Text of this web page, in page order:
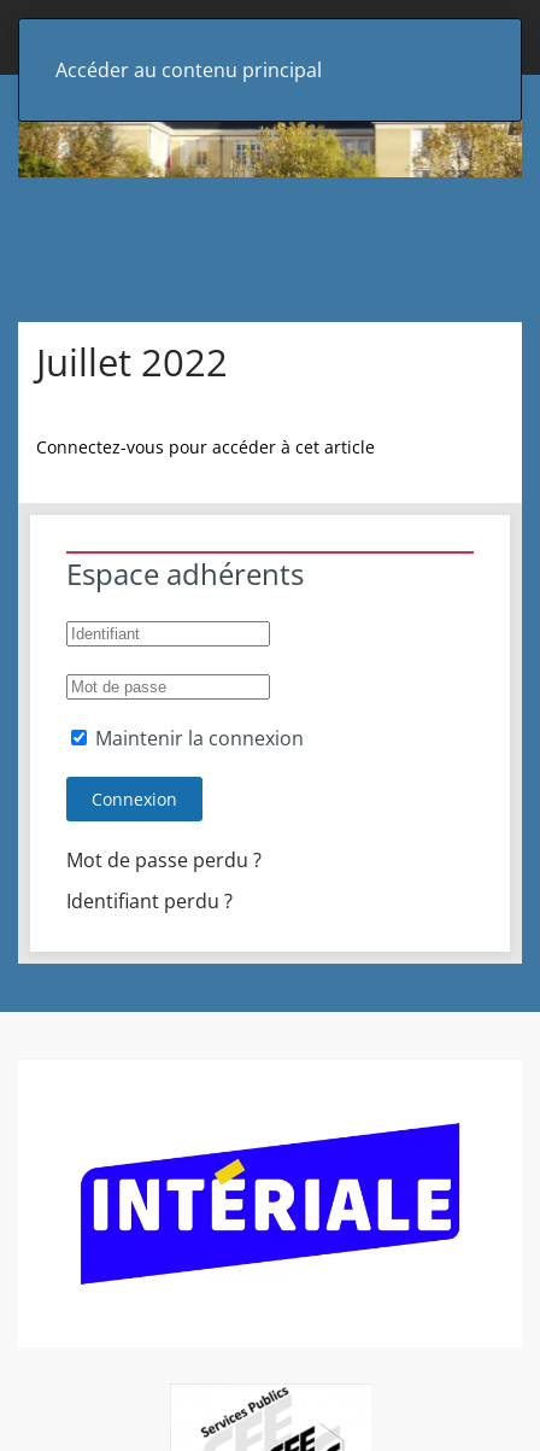
Accéder au contenu principal
Juillet 2022
Connectez-vous pour accéder à cet article
Espace adhérents
Maintenir la connexion
Connexion
Mot de passe perdu ?
Identifiant perdu ?